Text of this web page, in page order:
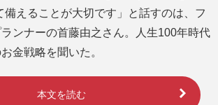
備えることが大切です」と話すのは、フ
ンナーの首藤由之さん。人生100年時代
金戦略を聞いた。
本文を読む